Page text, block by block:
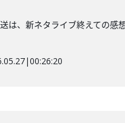
は、新ネタライブ終えての感
|00:26:20